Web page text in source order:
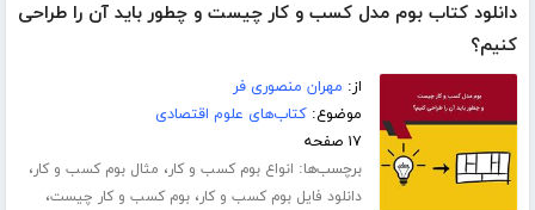
دانلود کتاب بوم مدل کسب و کار چیست و چطور باید آن را طراحی
کنیم؟
از: مهران منصوری فر
موضوع:کتاب‌های علوم اقتصادی
۱۷ صفحه
برچسب‌ها: انواع بوم کسب و کار، مثال بوم کسب و کار،
دانلود فایل بوم کسب و کار،بوم کسب و کار چیست،